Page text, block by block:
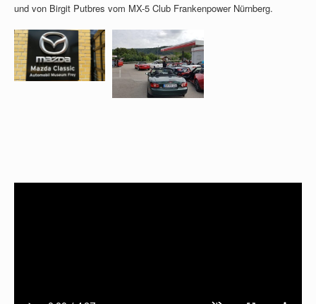
und von Birgit Putbres vom MX-5 Club Frankenpower Nürnberg.